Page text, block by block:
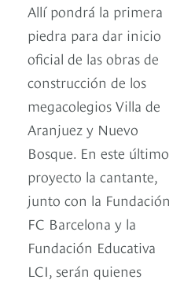
Allí pondrá la primera
piedra para dar inicio
oficial de las obras de
construcción de los
megacolegios Villa de
Aranjuez y Nuevo
Bosque. En este último
proyecto la cantante,
junto con la Fundación
FC Barcelona y la
Fundación Educativa
LCI, serán quienes